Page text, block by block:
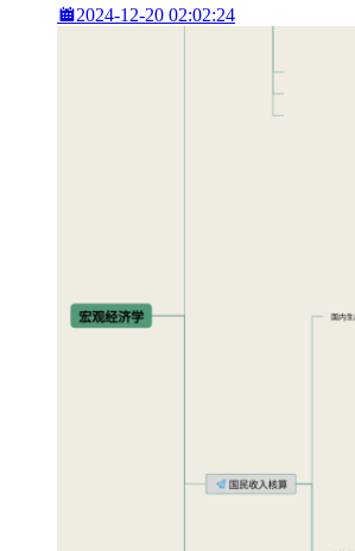
2024-12-20 02:02:24